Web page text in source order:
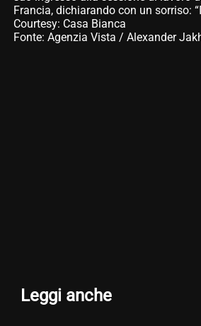
Francia, dichiarando con un sorriso:
Courtesy: Casa Bianca
Fonte: Agenzia Vista / Alexander
Leggi anche